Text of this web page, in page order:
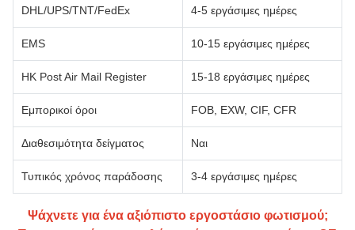
DHL/UPS/TNT/FedEx 4-5 εργάσιμες ημέρες
EMS 10-15 εργάσιμες ημέρες
HK Post Air Mail Register 15-18 εργάσιμες ημέρες
Εμπορικοί όροι FOB, EXW, CIF, CFR
Διαθεσιμότητα δείγματος Ναι
Τυπικός χρόνος παράδοσης 3-4 εργάσιμες ημέρες
Ψάχνετε για ένα αξιόπιστο εργοστάσιο φωτισμού;